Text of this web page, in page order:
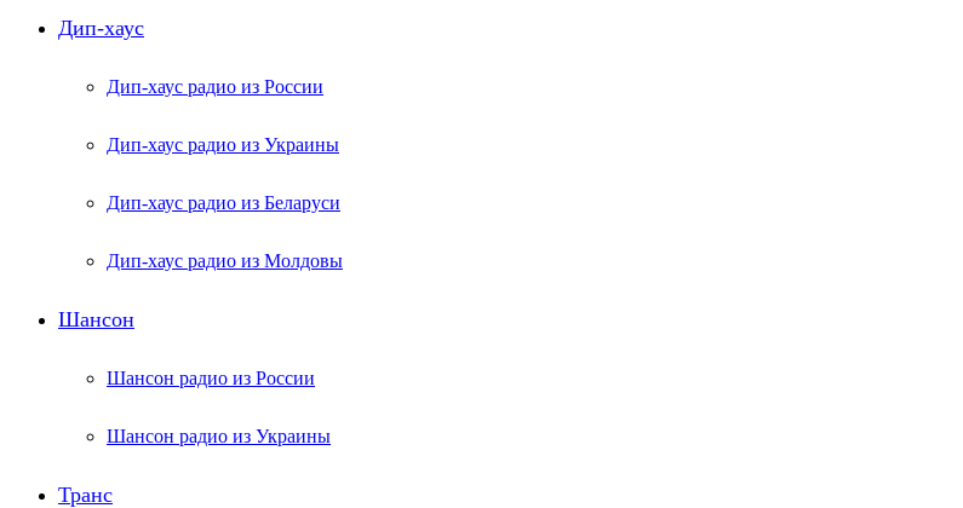
Дип-хаус
Дип-хаус радио из России
Дип-хаус радио из Украины
Дип-хаус радио из Беларуси
Дип-хаус радио из Молдовы
Шансон
Шансон радио из России
Шансон радио из Украины
Транс